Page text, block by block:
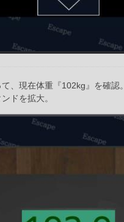
て、現在体重『102kg』を確認。
ドを拡大。